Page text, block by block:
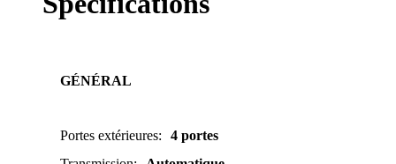
GÉNÉRAL
Portes extérieures:
4 portes